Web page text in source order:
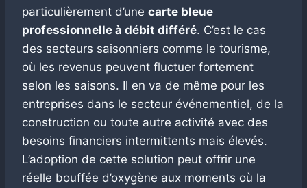
particulièrement d’une carte bleue
professionnelle à débit différé. C’est le cas
des secteurs saisonniers comme le tourisme,
où les revenus peuvent fluctuer fortement
selon les saisons. Il en va de même pour les
entreprises dans le secteur événementiel, de la
construction ou toute autre activité avec des
besoins financiers intermittents mais élevés.
L’adoption de cette solution peut offrir une
réelle bouffée d’oxygène aux moments où la